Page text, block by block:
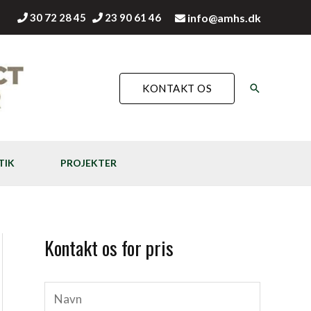
30 72 28 45 23 90 61 46 info@amhs.dk
KONTAKT OS Søg
PROJEKTER
Kontakt os for pris